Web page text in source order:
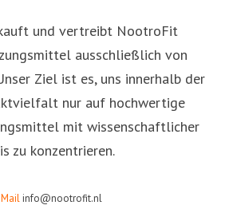
und vertreibt NootroFit
ausschließlich von
Ziel ist es, uns innerhalb der
nur auf hochwertige
mit wissenschaftlicher
zu konzentrieren.
info@nootrofit.nl